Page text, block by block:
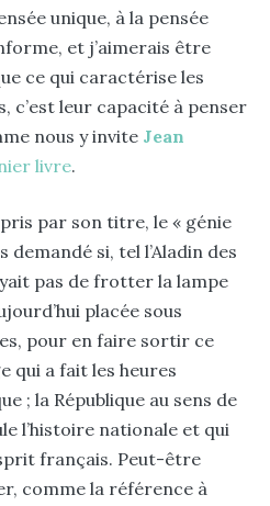
unique, à la pensée
et j’aimerais être
ce qui caractérise les
c’est leur capacité à penser
nous y invite Jean
livre.
par son titre, le « génie
demandé si, tel l’Aladin des
pas de frotter la lampe
placée sous
pour en faire sortir ce
qui a fait les heures
; la République au sens de
l’histoire nationale et qui
français. Peut-être
comme la référence à